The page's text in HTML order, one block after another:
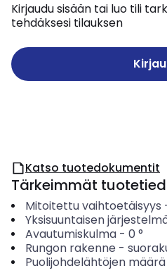
Kirjaudu sisään tai luo tili
tehdäksesi tilauksen
Katso tuotedokumentit
Tärkeimmät
Mitoitettu vaihtoetäisyys
Yksisuuntaisen
Avautumiskulma- 0 °
Rungon rakenne -
Puolijohdelähtöjen